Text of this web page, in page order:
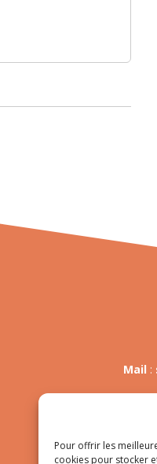
Pour offrir les
cookies pour stocker
Mail :